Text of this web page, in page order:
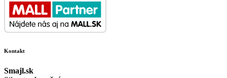
Kontakt
Smajl.sk